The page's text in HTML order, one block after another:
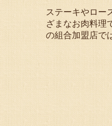
ステーキやロー
ざまなお肉料理
の組合加盟店で